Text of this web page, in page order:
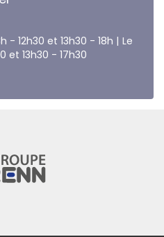
- 12h30 et 13h30 - 18h | Le
et 13h30 - 17h30